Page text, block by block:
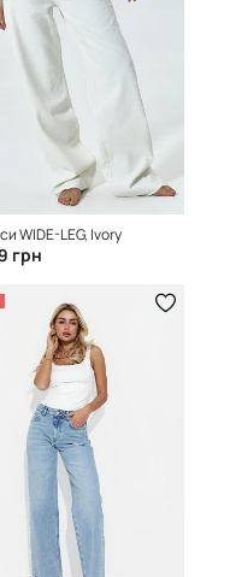
WIDE-LEG, Ivory
грн